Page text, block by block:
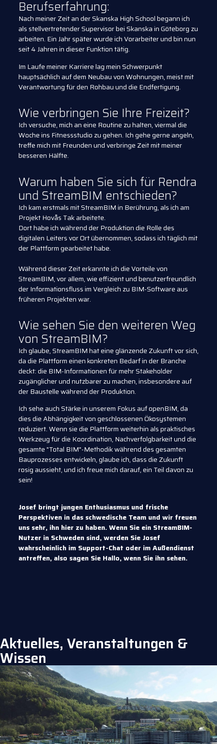
Berufserfahrung:
Nach meiner Zeit an der Skanska High School begann ich
als stellvertretender Supervisor bei Skanska in Göteborg zu
arbeiten. Ein Jahr später wurde ich Vorarbeiter und bin nun
seit 4 Jahren in dieser Funktion tätig.
Im Laufe meiner Karriere lag mein Schwerpunkt
hauptsächlich auf dem Neubau von Wohnungen, meist mit
Verantwortung für den Rohbau und die Endfertigung.
Wie verbringen Sie Ihre Freizeit?
Ich versuche, mich an eine Routine zu halten, viermal die
Woche ins Fitnessstudio zu gehen. Ich gehe gerne angeln,
treffe mich mit Freunden und verbringe Zeit mit meiner
besseren Hälfte.
Warum haben Sie sich für Rendra
und StreamBIM entschieden?
Ich kam erstmals mit StreamBIM in Berührung, als ich am
Projekt Hovås Tak arbeitete.
Dort habe ich während der Produktion die Rolle des
digitalen Leiters vor Ort übernommen, sodass ich täglich mit
der Plattform gearbeitet habe.
Während dieser Zeit erkannte ich die Vorteile von
StreamBIM, vor allem, wie effizient und benutzerfreundlich
der Informationsfluss im Vergleich zu BIM-Software aus
früheren Projekten war.
Wie sehen Sie den weiteren Weg
von StreamBIM?
Ich glaube, StreamBIM hat eine glänzende Zukunft vor sich,
da die Plattform einen konkreten Bedarf in der Branche
deckt: die BIM-Informationen für mehr Stakeholder
zugänglicher und nutzbarer zu machen, insbesondere auf
der Baustelle während der Produktion.
Ich sehe auch Stärke in unserem Fokus auf openBIM, da
dies die Abhängigkeit von geschlossenen Ökosystemen
reduziert. Wenn sie die Plattform weiterhin als praktisches
Werkzeug für die Koordination, Nachverfolgbarkeit und die
gesamte "Total BIM"-Methodik während des gesamten
Bauprozesses entwickeln, glaube ich, dass die Zukunft
rosig aussieht, und ich freue mich darauf, ein Teil davon zu
sein!
Josef bringt jungen Enthusiasmus und frische
Perspektiven in das schwedische Team und wir freuen
uns sehr, ihn hier zu haben. Wenn Sie ein StreamBIM-
Nutzer in Schweden sind, werden Sie Josef
wahrscheinlich im Support-Chat oder im Außendienst
antreffen, also sagen Sie Hallo, wenn Sie ihn sehen.
Aktuelles, Veranstaltungen &
Wissen